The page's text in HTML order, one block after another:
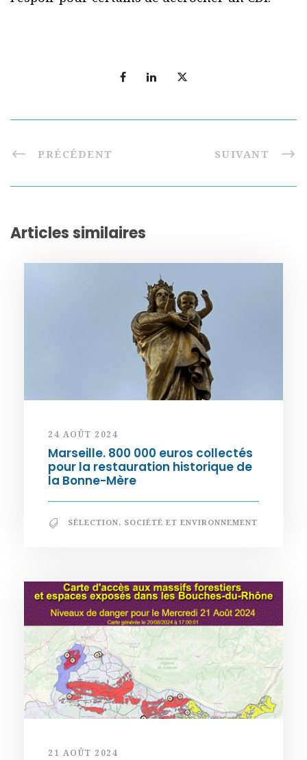
PRÉCÉDENT SUIVANT
Articles similaires
24 AOÛT 2024
Marseille. 800 000 euros collectés
pour la restauration historique de
la Bonne-Mère
SÉLECTION, SOCIÉTÉ ET ENVIRONNEMENT
21 AOÛT 2024